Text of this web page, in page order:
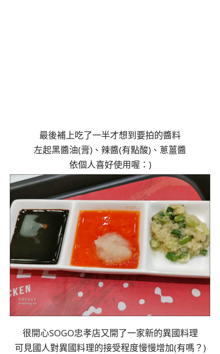
最後補上吃了一半才想到要拍的醬料
左起黑醬油(膏)、辣醬(有點酸)、蔥薑醬
依個人喜好使用喔：)
很開心SOGO忠孝店又開了一家新的異國料理
可見國人對異國料理的接受程度慢慢增加(有嗎？)